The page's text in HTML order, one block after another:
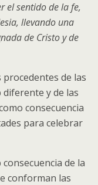
el sentido de la fe,
llevando una
de Cristo y de
de las
y de las
consecuencia
para celebrar
de la
conforman las